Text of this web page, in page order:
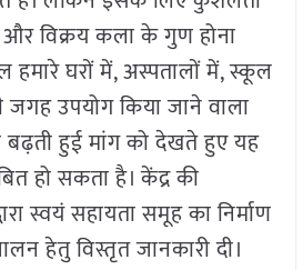
विक्रय कला के गुण होना
घरों में, अस्पतालों में, स्कूल
उपयोग किया जाने वाला
बढ़ती हुई मांग को देखते हुए यह
हो सकता है। केंद्र की
स्वयं सहायता समूह का निर्माण
हेतु विस्तृत जानकारी दी।